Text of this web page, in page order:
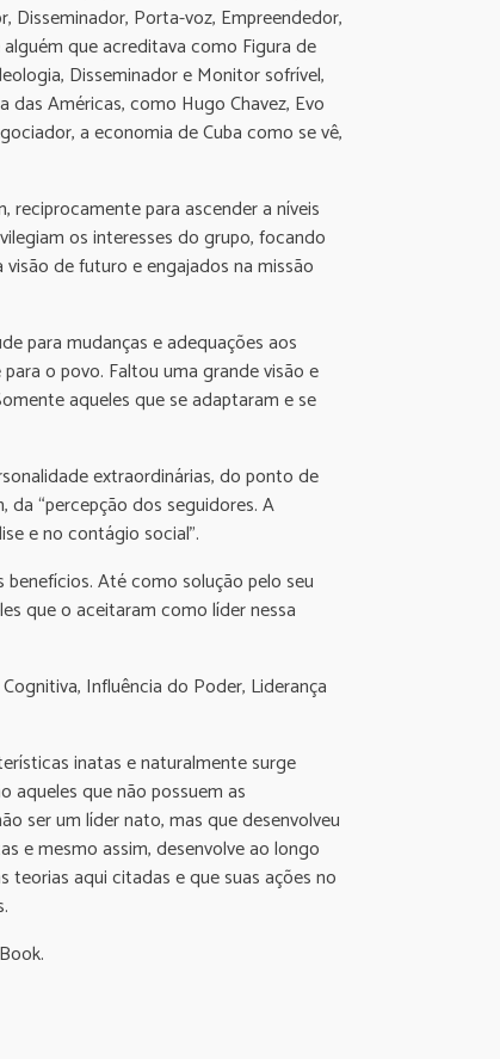
Disseminador, Porta-voz, Empreendedor,
que acreditava como Figura de
Disseminador e Monitor sofrível,
Américas, como Hugo Chavez, Evo
a economia de Cuba como se vê,
reciprocamente para ascender a níveis
os interesses do grupo, focando
de futuro e engajados na missão
para mudanças e adequações aos
o povo. Faltou uma grande visão e
aqueles que se adaptaram e se
extraordinárias, do ponto de
“percepção dos seguidores. A
e no contágio social”.
Até como solução pelo seu
que o aceitaram como líder nessa
Influência do Poder, Liderança
inatas e naturalmente surge
aqueles que não possuem as
ser um líder nato, mas que desenvolveu
e mesmo assim, desenvolve ao longo
teorias aqui citadas e que suas ações no